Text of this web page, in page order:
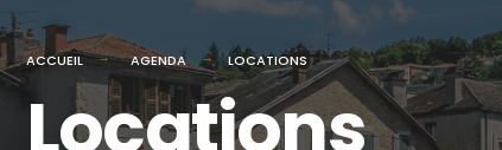
ACCUEIL AGENDA LOCATIONS
Locations